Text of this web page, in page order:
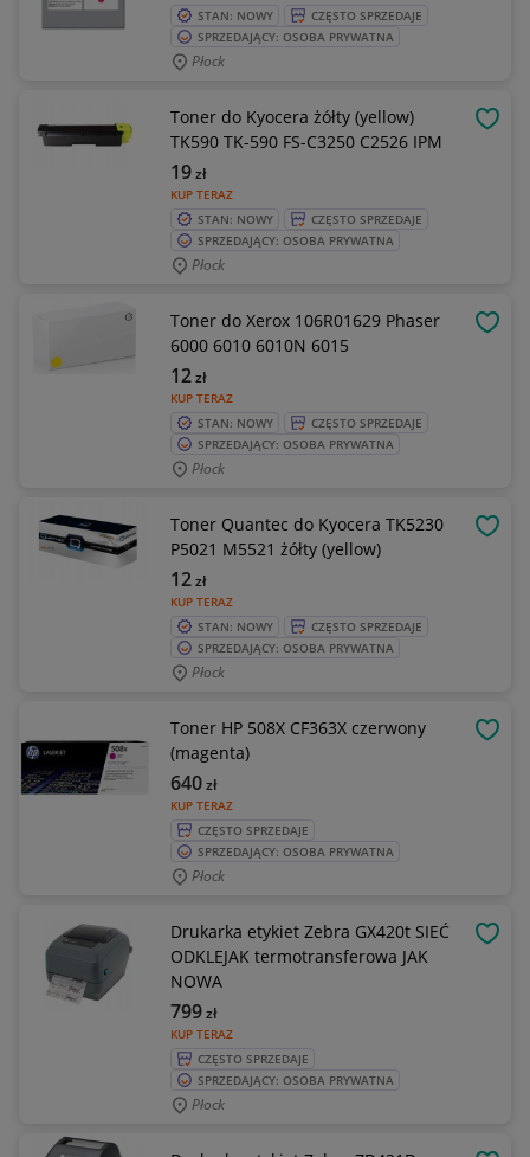
STAN: NOWY
CZĘSTO SPRZEDAJE
SPRZEDAJĄCY: OSOBA PRYWATNA
Płock
Toner do Kyocera żółty (yellow)
TK590 TK-590 FS-C3250 C2526 IPM
KUP TERAZ
19zł
STAN: NOWY
CZĘSTO SPRZEDAJE
SPRZEDAJĄCY: OSOBA PRYWATNA
Płock
Toner do Xerox 106R01629 Phaser
6000 6010 6010N 6015
KUP TERAZ
12zł
STAN: NOWY
CZĘSTO SPRZEDAJE
SPRZEDAJĄCY: OSOBA PRYWATNA
Płock
Toner Quantec do Kyocera TK5230
P5021 M5521 żółty (yellow)
KUP TERAZ
12zł
STAN: NOWY
CZĘSTO SPRZEDAJE
SPRZEDAJĄCY: OSOBA PRYWATNA
Płock
Toner HP 508X CF363X czerwony
(magenta)
KUP TERAZ
640zł
CZĘSTO SPRZEDAJE
SPRZEDAJĄCY: OSOBA PRYWATNA
Płock
Drukarka etykiet Zebra GX420t SIEĆ
ODKLEJAK termotransferowa JAK
NOWA
KUP TERAZ
799zł
CZĘSTO SPRZEDAJE
SPRZEDAJĄCY: OSOBA PRYWATNA
Płock